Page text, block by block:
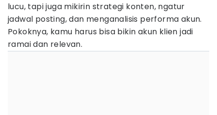
lucu, tapi juga mikirin strategi konten, ngatur
jadwal posting, dan menganalisis performa akun.
Pokoknya, kamu harus bisa bikin akun klien jadi
ramai dan relevan.